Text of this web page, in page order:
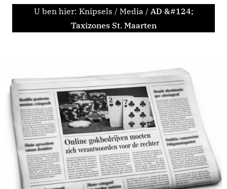
U ben hier: Knipsels / Media / AD &#124;
Taxizones St. Maarten